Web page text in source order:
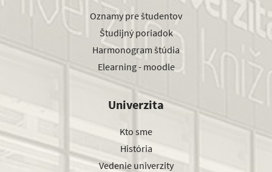
Oznamy pre študentov
Študijný poriadok
Harmonogram štúdia
Elearning - moodle
Univerzita
Kto sme
História
Vedenie univerzity